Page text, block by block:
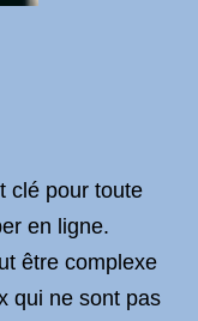
clé pour toute
en ligne.
être complexe
qui ne sont pas